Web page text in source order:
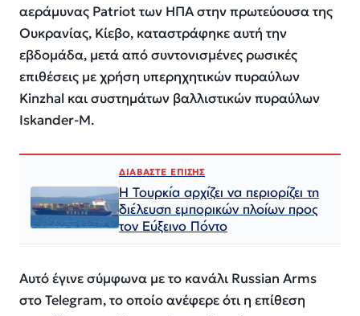
αεράμυνας Patriot των ΗΠΑ στην πρωτεύουσα της
Ουκρανίας, Κίεβο, καταστράφηκε αυτή την
εβδομάδα, μετά από συντονισμένες ρωσικές
επιθέσεις με χρήση υπερηχητικών πυραύλων
Kinzhal και συστημάτων βαλλιστικών πυραύλων
Iskander-M.
ΔΙΑΒΑΣΤΕ ΕΠΙΣΗΣ
Η Τουρκία αρχίζει να περιορίζει τη
διέλευση εμπορικών πλοίων προς
τον Εύξεινο Πόντο
Αυτό έγινε σύμφωνα με το κανάλι Russian Arms
στο Telegram, το οποίο ανέφερε ότι η επίθεση